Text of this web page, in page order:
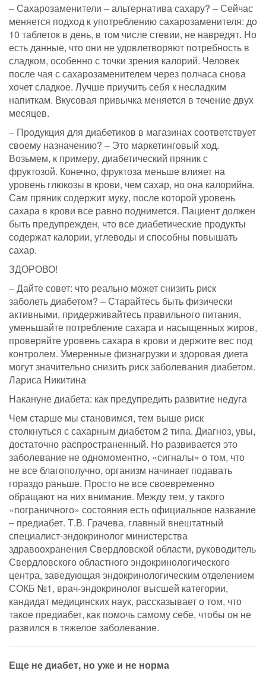
– Сахарозаменители – альтернатива сахару? – Сейчас
меняется подход к употреблению сахарозаменителя: до
10 таблеток в день, в том числе стевии, не навредят. Но
есть данные, что они не удовлетворяют потребность в
сладком, особенно с точки зрения калорий. Человек
после чая с сахарозаменителем через полчаса снова
хочет сладкое. Лучше приучить себя к несладким
напиткам. Вкусовая привычка меняется в течение двух
месяцев.
– Продукция для диабетиков в магазинах соответствует
своему назначению? – Это маркетинговый ход.
Возьмем, к примеру, диабетический пряник с
фруктозой. Конечно, фруктоза меньше влияет на
уровень глюкозы в крови, чем сахар, но она калорийна.
Сам пряник содержит муку, после которой уровень
сахара в крови все равно поднимется. Пациент должен
быть предупрежден, что все диабетические продукты
содержат калории, углеводы и способны повышать
сахар.
ЗДОРОВО!
– Дайте совет: что реально может снизить риск
заболеть диабетом? – Старайтесь быть физически
активными, придерживайтесь правильного питания,
уменьшайте потребление сахара и насыщенных жиров,
проверяйте уровень сахара в крови и держите вес под
контролем. Умеренные физнагрузки и здоровая диета
могут значительно снизить риск заболевания диабетом.
Лариса Никитина
Накануне диабета: как предупредить развитие недуга
Чем старше мы становимся, тем выше риск
столкнуться с сахарным диабетом 2 типа. Диагноз, увы,
достаточно распространенный. Но развивается это
заболевание не одномоментно, «сигналы» о том, что
не все благополучно, организм начинает подавать
гораздо раньше. Просто не все своевременно
обращают на них внимание. Между тем, у такого
«пограничного» состояния есть официальное название
– предиабет. Т.В. Грачева, главный внештатный
специалист-эндокринолог министерства
здравоохранения Свердловской области, руководитель
Свердловского областного эндокринологического
центра, заведующая эндокринологическим отделением
СОКБ №1, врач-эндокринолог высшей категории,
кандидат медицинских наук, рассказывает о том, что
такое предиабет, как помочь самому себе, чтобы он не
развился в тяжелое заболевание.
Еще не диабет, но уже и не норма